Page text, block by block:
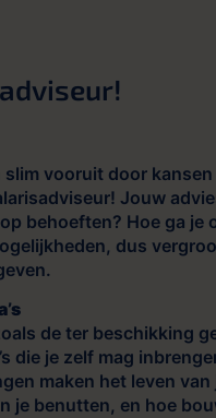
vooruit door
Jouw
behoeften? Hoe ga je
dus
de ter beschikking
die je zelf mag
maken het leven van
je benutten, en hoe